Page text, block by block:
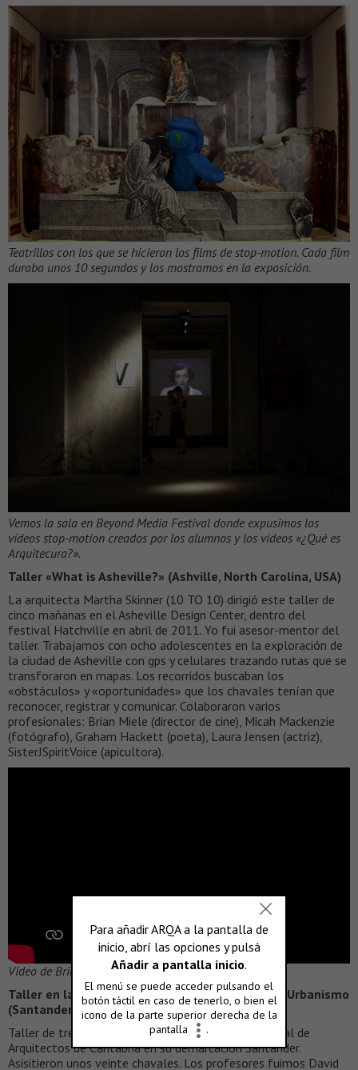
Teatrillos con los que se hicieron los films de stop-motion. Cada film
duraba unos 10 segundos y los mostramos en la exposición.
Vemos la sala en Beyond Media Festival donde expusimos los
vídeos stop-motion creados por los alumnos y los vídeos «¿Qué es
Arquitecura?».
Taller «What is Asheville?» (Ashville, North Carolina, USA)
La arquitecta Martha Skinner (10 TO 10) dirigió este taller de
cinco mañanas en el Asheville Design Center, dentro del
festival Hatchville en abril de 2011. Yo fui asesor-mentor del
taller. Trabajamos con ocho adolescentes en la exploración de
la ciudad de Asheville con gps y celulares trazando rutas que se
transforaron en mapas. Los recorridos buscaban los
«obstáculos» y «oportunidades» que los chavales tenían que
reconocer, registrar y comunicar. Colaboraron varios
profesionales: Brian Miele (director de cine), Micah Mackenzie
(fotógrafo), Graham Hackett (poeta), Laura Jensen (actriz),
SisterJSpiritVoice (apicultora).
Vídeo de Brian Miele que resume el taller.
Taller en la X Bienal Española de Arquitectura y Urbanismo
(Santander)
Taller de tres mañanas realizado en el Colegio Oficial de
Arquitectos de Cantabria en su demarcación Santander.
Asisitieron unos veinte chavales. Los profesores fuimos David